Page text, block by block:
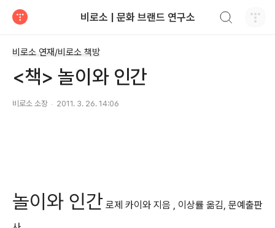
비로소 | 문화 브랜드 연구소
비로소 연재/비로소 책방
<책> 놀이와 인간
비로소 소장 2011. 3. 26. 14:06
놀이와 인간 로제 카이와 지음 , 이상률 옮김, 문예출판